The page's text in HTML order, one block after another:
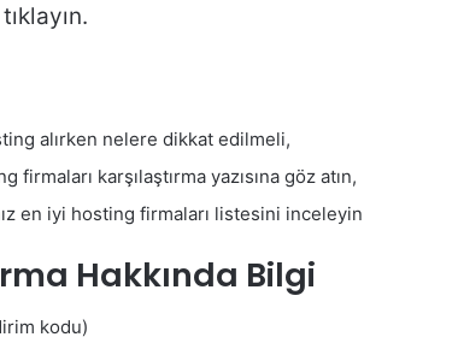
alırken nelere dikkat edilmeli,
firmaları karşılaştırma yazısına göz atın,
en iyi hosting firmaları listesini inceleyin
Hakkında Bilgi